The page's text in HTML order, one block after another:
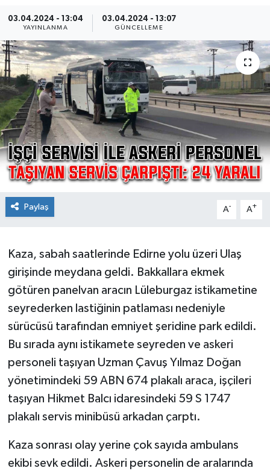
03.04.2024 - 13:04
YAYINLANMA
03.04.2024 - 13:07
GÜNCELLEME
Paylaş A- A+
Kaza, sabah saatlerinde Edirne yolu üzeri Ulaş
girişinde meydana geldi. Bakkallara ekmek
götüren panelvan aracın Lüleburgaz istikametine
seyrederken lastiğinin patlaması nedeniyle
sürücüsü tarafından emniyet şeridine park edildi.
Bu sırada aynı istikamete seyreden ve askeri
personeli taşıyan Uzman Çavuş Yılmaz Doğan
yönetimindeki 59 ABN 674 plakalı araca, işçileri
taşıyan Hikmet Balcı idaresindeki 59 S 1747
plakalı servis minibüsü arkadan çarptı.
Kaza sonrası olay yerine çok sayıda ambulans
ekibi sevk edildi. Askeri personelin de aralarında
Ekonomi
Sağlık
Teknoloji
Yaşam